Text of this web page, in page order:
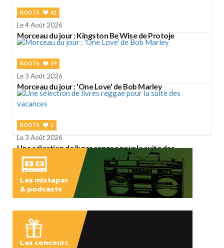
ROOTS 41
Le 4 Août 2026
Morceau du jour : Kingston Be Wise de Protoje
ROOTS 19
Le 3 Août 2026
Morceau du jour : 'One Love' de Bob Marley
ROOTS 2
Le 3 Août 2026
Une sélection de livres reggae pour la suite des
vacances
Les mixtapes
& podcasts
Les concours